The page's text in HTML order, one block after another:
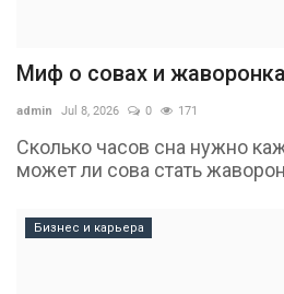
Миф о совах и
admin Jul 8, 2026 0 171
Сколько часов сна нужно
может ли сова стать
Бизнес и карьера